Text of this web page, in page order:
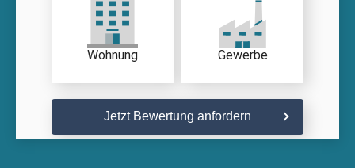
Wohnung Gewerbe
Jetzt Bewertung anfordern